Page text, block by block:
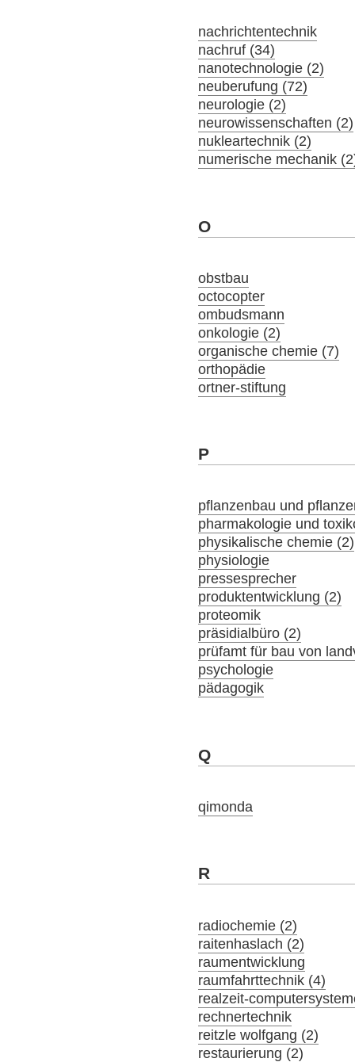
nachrichtentechnik
nachruf (34)
nanotechnologie (2)
neuberufung (72)
neurologie (2)
neurowissenschaften (2)
nukleartechnik (2)
numerische mechanik
O
obstbau
octocopter
ombudsmann
onkologie (2)
organische chemie (7)
orthopädie
ortner-stiftung
P
pflanzenbau und
pharmakologie und
physikalische chemie (2)
physiologie
pressesprecher
produktentwicklung (2)
proteomik
präsidialbüro (2)
prüfamt für bau von
psychologie
pädagogik
Q
qimonda
R
radiochemie (2)
raitenhaslach (2)
raumentwicklung
raumfahrttechnik (4)
realzeit-
rechnertechnik
reitzle wolfgang (2)
restaurierung (2)